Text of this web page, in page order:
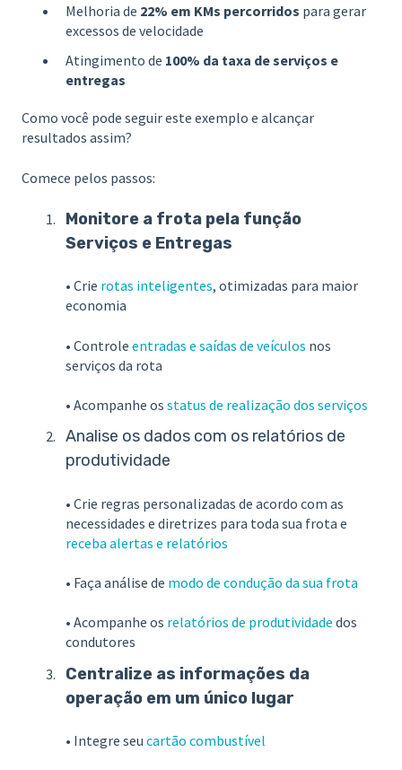
Melhoria de 22% em KMs percorridos para gerar
excessos de velocidade
Atingimento de 100% da taxa de serviços e
entregas
Como você pode seguir este exemplo e alcançar
resultados assim?
Comece pelos passos:
Monitore a frota pela função
Serviços e Entregas
• Crie rotas inteligentes, otimizadas para maior
economia
• Controle entradas e saídas de veículos nos
serviços da rota
• Acompanhe os status de realização dos serviços
Analise os dados com os relatórios de
produtividade
• Crie regras personalizadas de acordo com as
necessidades e diretrizes para toda sua frota e
receba alertas e relatórios
• Faça análise de modo de condução da sua frota
• Acompanhe os relatórios de produtividade dos
condutores
Centralize as informações da
operação em um único lugar
• Integre seu cartão combustível